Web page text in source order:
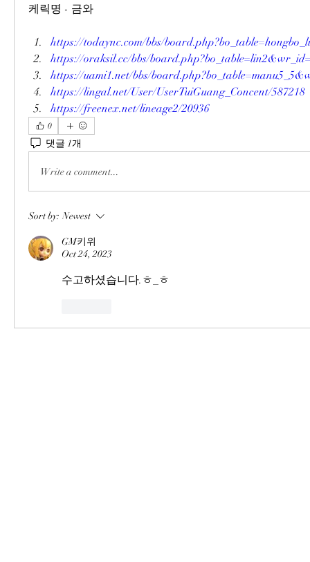
케릭명 - 금와
https://todaync.com/bbs/
https://oraksil.cc/bbs/
https://uami1.net/bbs/
https://lingal.net/User/UserTuiGuang_Concent/587218
https://freenex.net/lineage2/20936
0
댓글 1개
Write a comment...
Sort by: Newest
GM키위
Oct 24, 2023
수고하셨습니다.ㅎ_ㅎ